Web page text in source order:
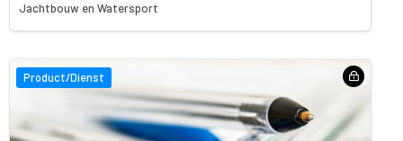
Jachtbouw en Watersport
Product/Dienst